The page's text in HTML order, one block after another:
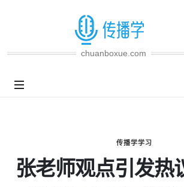
chuanboxue.com
传播学学习
张老师观点引发热